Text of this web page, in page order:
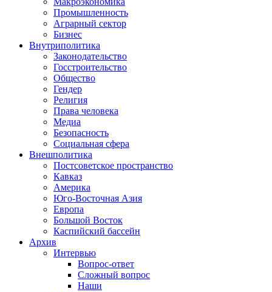
Промышленность
Аграрный сектор
Бизнес
Внутриполитика
Законодательство
Госстроительство
Общество
Гендер
Религия
Права человека
Медиа
Безопасность
Социальная сфера
Внешполитика
Постсоветское пространство
Кавказ
Америка
Юго-Восточная Азия
Европа
Большой Восток
Каспийский бассейн
Архив
Интервью
Вопрос-ответ
Сложный вопрос
Наши